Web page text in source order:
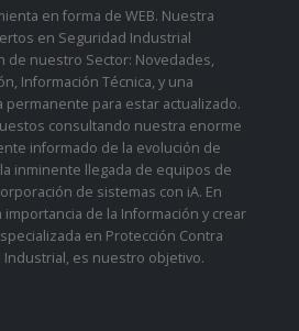
en forma de WEB. Nuestra
en Seguridad Industrial
de nuestro Sector: Novedades,
Información Técnica, y una
para estar actualizado.
consultando nuestra enorme
informado de la evolución de
inminente llegada de equipos de
de sistemas con iA. En
de la Información y crear
en Protección Contra
Industrial, es nuestro objetivo.